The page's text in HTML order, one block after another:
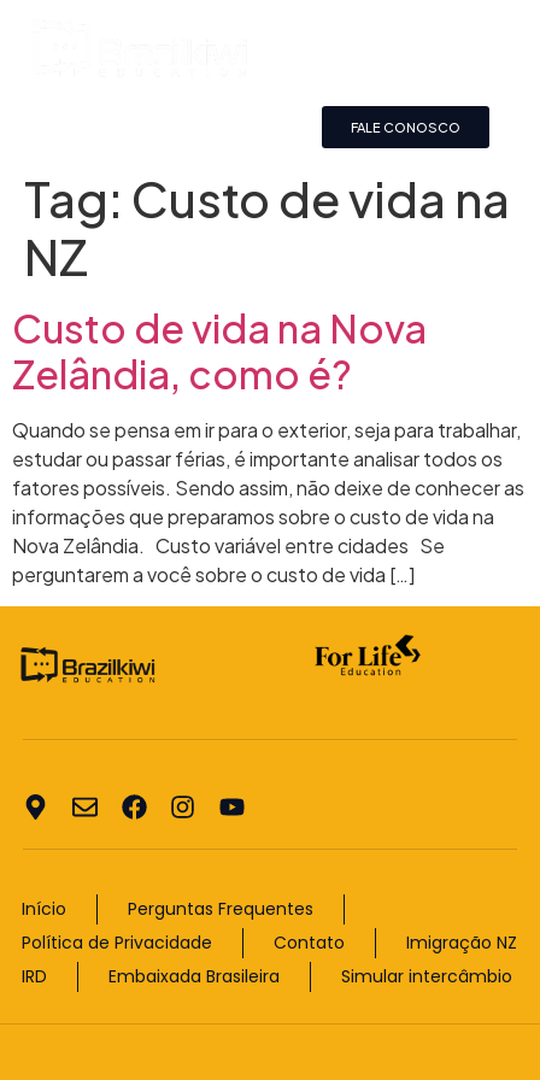
FALE CONOSCO
Tag: Custo de vida na
NZ
Custo de vida na Nova
Zelândia, como é?
Quando se pensa em ir para o exterior, seja para trabalhar,
estudar ou passar férias, é importante analisar todos os
fatores possíveis. Sendo assim, não deixe de conhecer as
informações que preparamos sobre o custo de vida na
Nova Zelândia. Custo variável entre cidades Se
perguntarem a você sobre o custo de vida […]
Início
Perguntas Frequentes
Política de Privacidade
Contato
Imigração NZ
IRD
Embaixada Brasileira Simular intercâmbio